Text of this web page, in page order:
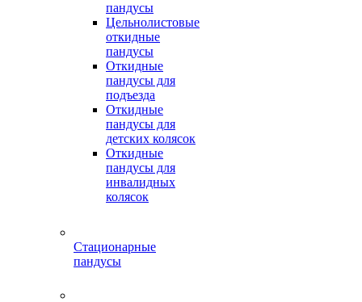
пандусы
Цельнолистовые
откидные
пандусы
Откидные
пандусы для
подъезда
Откидные
пандусы для
детских колясок
Откидные
пандусы для
инвалидных
колясок
Стационарные
пандусы